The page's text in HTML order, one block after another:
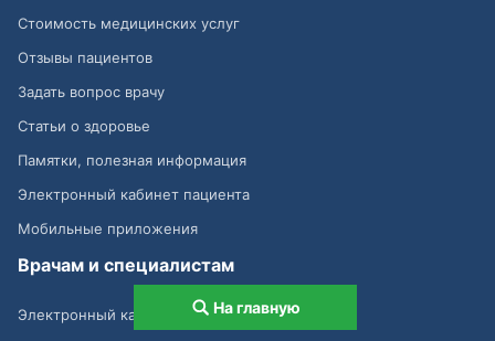
Стоимость медицинских услуг
Отзывы пациентов
Задать вопрос врачу
Статьи о здоровье
Памятки, полезная информация
Электронный кабинет пациента
Мобильные приложения
Врачам и специалистам
Электронный кабинет врачаНа главную